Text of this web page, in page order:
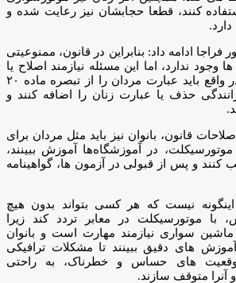
کنند، قطعا حجابشان نیز رعایت شده و
ادامه داد: بنابراین در قانون، ممنوعیتی
وجود ندارد، اما این مسئله نیازمند اصلاح یا
تغییر در قانون است؛ در واقع باید عبارت مردان را از تبصره ماده ۲۰
حذف یا عبارت زنان را اضافه کنند و
قانون، بانوان نیز باید مثل مردان برای
در آموزشگاه‌ها آموزش ببینند،
کنند و پس از قبولی در آزمون ها، گواهینامه
نیست که هر کسی بتواند بدون هیچ
موتورسیکلت در معابر تردد کند زیرا
ماشین سواری نیازمند مهارت است و بانوان
های دقیق ببینند تا مشکلات ترافیکی
های حساس و خطرناک، به راحتی
متوقف سازند.